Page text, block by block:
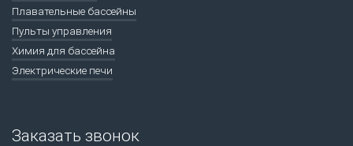
Плавательные бассейны
Пульты управления
Химия для бассейна
Электрические печи
Заказать звонок